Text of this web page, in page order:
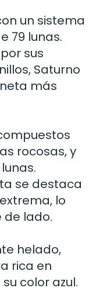
un sistema
79 lunas.
sus
Saturno
más
rocosas, y
se destaca
lo
de lado.
helado,
rica en
color azul.